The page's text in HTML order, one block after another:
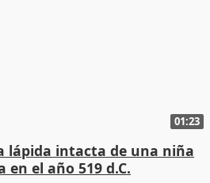
01:23
lápida intacta de una niña
en el año 519 d.C.